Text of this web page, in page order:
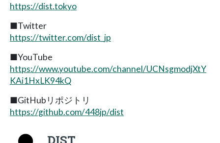
https://dist.tokyo
■Twitter
https://twitter.com/dist_jp
■YouTube
https://www.youtube.com/channel/UCNsgmodjXtY
KAi1HxLK94kQ
■GitHubリポジトリ
https://github.com/448jp/dist